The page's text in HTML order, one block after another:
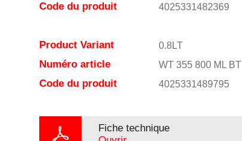
Code du produit 4025331482369
Product Variant 0.8LT
Numéro article WT 355 800 ML BT
Code du produit 4025331489795
Fiche technique